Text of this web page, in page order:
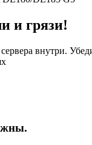
и грязи!
внутри.